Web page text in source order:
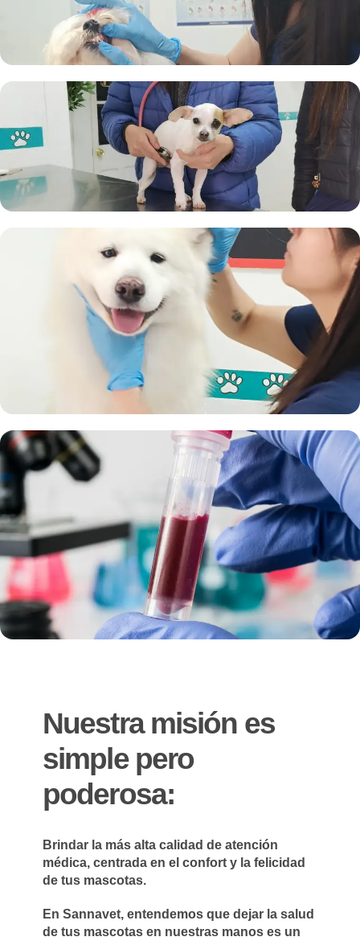
Nuestra misión es
simple pero
poderosa:
Brindar la más alta calidad de atención
médica, centrada en el confort y la felicidad
de tus mascotas.
En Sannavet, entendemos que dejar la salud
de tus mascotas en nuestras manos es un